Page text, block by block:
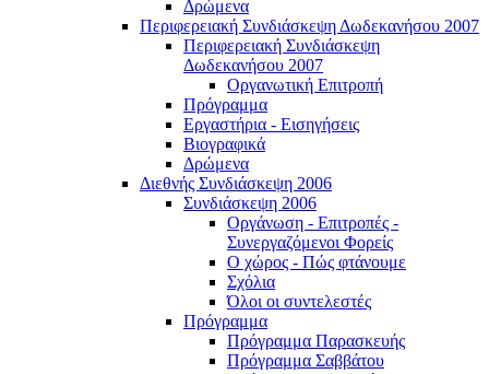
Δρώμενα
Περιφερειακή Συνδιάσκεψη Δωδεκανήσου 2007
Περιφερειακή Συνδιάσκεψη
Δωδεκανήσου 2007
Οργανωτική Επιτροπή
Πρόγραμμα
Εργαστήρια - Εισηγήσεις
Βιογραφικά
Δρώμενα
Διεθνής Συνδιάσκεψη 2006
Συνδιάσκεψη 2006
Οργάνωση - Επιτροπές -
Συνεργαζόμενοι Φορείς
Ο χώρος - Πώς φτάνουμε
Σχόλια
Όλοι οι συντελεστές
Πρόγραμμα
Πρόγραμμα Παρασκευής
Πρόγραμμα Σαββάτου